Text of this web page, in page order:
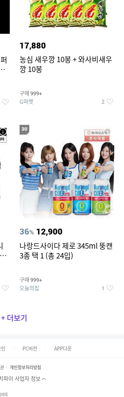
17,880
농심 새우깡 10봉 + 와사비새우
깡 10봉
구매 999+
G마켓 2
30
36% 12,900
나랑드사이다 제로 345ml 뚱캔
3종 택 1 (총 24입)
구매 999+
오늘의집 1
+ 더보기
PC버전 APP다운
개인정보처리방침
파이 사업자 정보
태묵